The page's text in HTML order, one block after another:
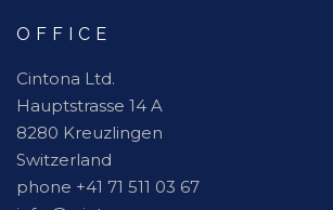
OFFICE
Cintona Ltd.
Hauptstrasse 14 A
8280 Kreuzlingen
Switzerland
phone +41 71 511 03 67